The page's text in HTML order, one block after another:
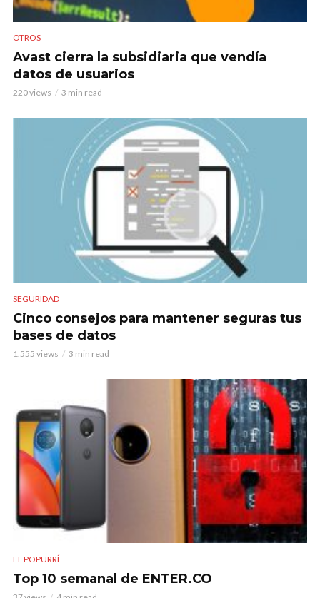
OTROS
Avast cierra la subsidiaria que vendía
datos de usuarios
220 views 3 min read
SEGURIDAD
Cinco consejos para mantener seguras tus
bases de datos
1.555 views 3 min read
EL POPURRÍ
Top 10 semanal de ENTER.CO